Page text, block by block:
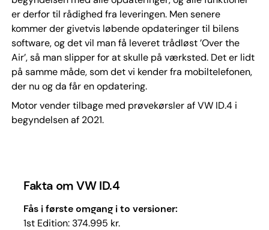
er derfor til rådighed fra leveringen. Men senere
kommer der givetvis løbende opdateringer til bilens
software, og det vil man få leveret trådløst ’Over the
Air’, så man slipper for at skulle på værksted. Det er lidt
på samme måde, som det vi kender fra mobiltelefonen,
der nu og da får en opdatering.
Motor vender tilbage med prøvekørsler af VW ID.4 i
begyndelsen af 2021.
Fakta om VW ID.4
Fås i første omgang i to versioner:
1st Edition: 374.995 kr.